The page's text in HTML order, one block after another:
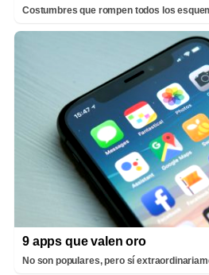
Costumbres que rompen todos los
9 apps que valen oro
No son populares, pero sí